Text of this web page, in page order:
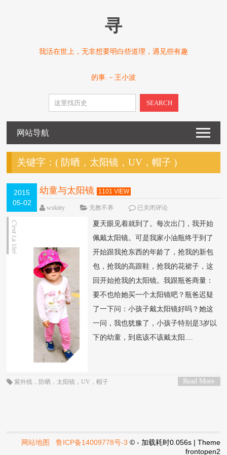
寻
我活在世上，无非想要明白些道理，遇见些有趣
的事.－王小波
SEARCH
网站导航
关键字：( 防晒，太阳镜，UV，帽子 )
2015
05-02
幼童与太阳镜 1101 VIEW
wxkitty 无教不养 已关闭评论
夏天眼见着就到了。每次出门，我开始
佩戴太阳镜。可是我家小油瓶终于到了
开始跟我抢东西的年龄了，抢我的新包
包，抢我的高跟鞋，抢我的花裙子，这
回开始抢我的太阳镜。我跟瓶爸商量：
要不也给她买一个太阳镜吧？瓶爸迟疑
了一下问：小孩子戴太阳镜好吗？她这
一问，我也犹豫了，小孩子特别是3岁以
下的幼童，到底该不该戴太阳....
Read More
紫外线 ， 防晒，太阳镜，UV，帽子
网站地图 鲁ICP备14009778号-3 © - 加载耗时0.056s | Theme
frontopen2